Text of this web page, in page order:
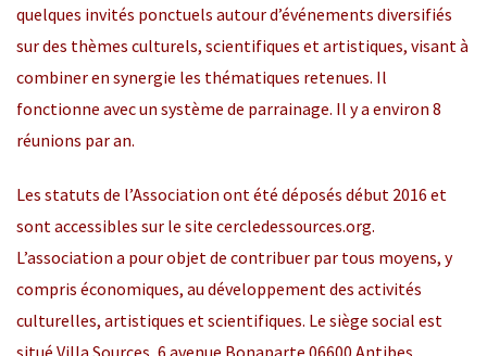
quelques invités ponctuels autour d’événements diversifiés
sur des thèmes culturels, scientifiques et artistiques, visant à
combiner en synergie les thématiques retenues. Il
fonctionne avec un système de parrainage. Il y a environ 8
réunions par an.
Les statuts de l’Association ont été déposés début 2016 et
sont accessibles sur le site cercledessources.org.
L’association a pour objet de contribuer par tous moyens, y
compris économiques, au développement des activités
culturelles, artistiques et scientifiques. Le siège social est